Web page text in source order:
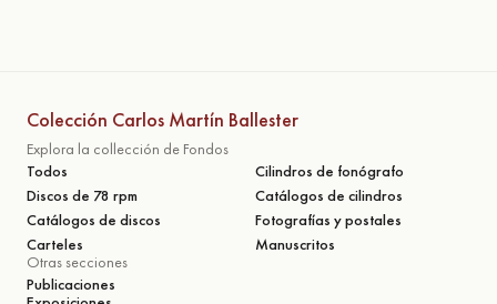
Colección Carlos Martín Ballester
Explora la collección de Fondos
Todos
Cilindros de fonógrafo
Discos de 78 rpm
Catálogos de cilindros
Catálogos de discos
Fotografías y postales
Carteles
Manuscritos
Otras secciones
Publicaciones